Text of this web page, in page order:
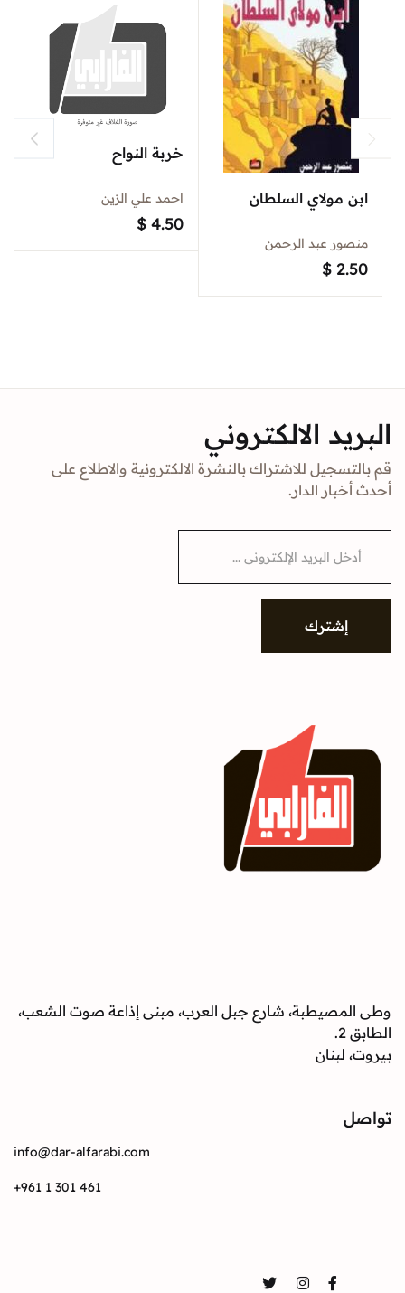
خربة النواح
احمد علي الزين
$ 4.50
ابن مولاي السلطان
منصور عبد الرحمن
$ 2.50
البريد الالكتروني
قم بالتسجيل للاشتراك بالنشرة الالكترونية والاطلاع على
أحدث أخبار الدار.
E
i
إشترك
وطى المصيطبة، شارع جبل العرب، مبنى إذاعة صوت الشعب،
الطابق 2.
بيروت، لبنان
تواصل
info@dar-alfarabi.com
+961 1 301 461
Facebook
Instagram
Twitter